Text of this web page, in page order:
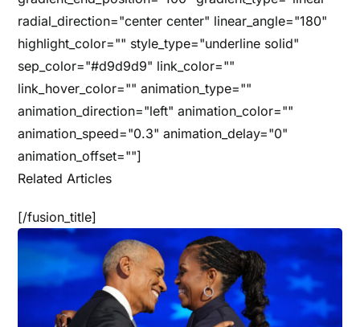
radial_direction="center center" linear_angle="180"
highlight_color="" style_type="underline solid"
sep_color="#d9d9d9" link_color=""
link_hover_color="" animation_type=""
animation_direction="left" animation_color=""
animation_speed="0.3" animation_delay="0"
animation_offset=""]
Related Articles
[/fusion_title]